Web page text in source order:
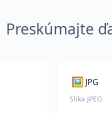
Preskúmajte
🖼️ JPG
Slika JPEG